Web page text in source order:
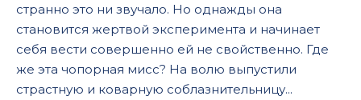
странно это ни звучало. Но однажды она
становится жертвой эксперимента и начинает
себя вести совершенно ей не свойственно. Где
же эта чопорная мисс? На волю выпустили
страстную и коварную соблазнительницу...